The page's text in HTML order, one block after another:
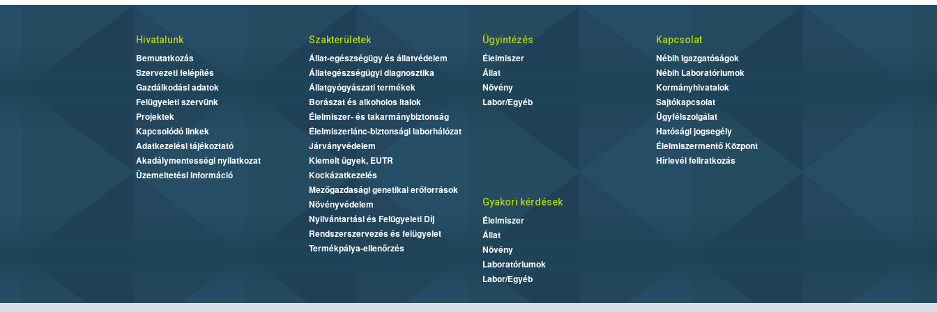
Hivatalunk
Bemutatkozás
Szervezeti felépítés
Gazdálkodási adatok
Felügyeleti szervünk
Projektek
Kapcsolódó linkek
Adatkezelési tájékoztató
Akadálymentességi nyilatkozat
Üzemeltetési információ
Szakterületek
Állat-egészségügy és állatvédelem
Állategészségügyi diagnosztika
Állatgyógyászati termékek
Borászat és alkoholos italok
Élelmiszer- és takarmánybiztonság
Élelmiszerlánc-biztonsági laborhálózat
Járványvédelem
Kiemelt ügyek, EUTR
Kockázatkezelés
Mezőgazdasági genetikai erőforrások
Növényvédelem
Nyilvántartási és Felügyeleti Díj
Rendszerszervezés és felügyelet
Termékpálya-ellenőrzés
Ügyintézés
Élelmiszer
Állat
Növény
Labor/Egyéb
Kapcsolat
Nébih Igazgatóságok
Nébih Laboratóriumok
Kormányhivatalok
Sajtókapcsolat
Ügyfélszolgálat
Hatósági jogsegély
Élelmiszermentő Központ
Hírlevél feliratkozás
Gyakori kérdések
Élelmiszer
Állat
Növény
Laboratóriumok
Labor/Egyéb